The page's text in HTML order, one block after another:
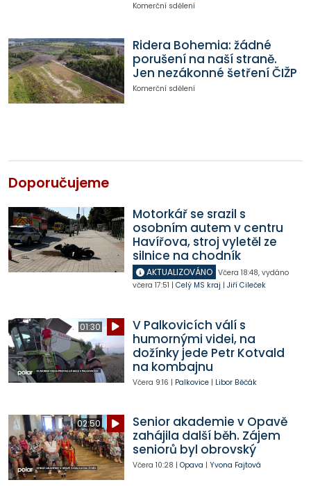
Komerční sdělení
Ridera Bohemia: žádné
porušení na naší straně.
Jen nezákonné šetření ČIŽP
Komerční sdělení
Doporučujeme
Motorkář se srazil s
osobním autem v centru
Havířova, stroj vyletěl ze
silnice na chodník
AKTUALIZOVÁNO Včera 18:48, vydáno
včera 17:51 | Celý MS kraj | Jiří Cileček
01:30
V Palkovicích válí s
humornými videi, na
dožínky jede Petr Kotvald
na kombajnu
Včera 9:16 | Palkovice| Libor Běčák
02:50
Senior akademie v Opavě
zahájila další běh. Zájem
seniorů byl obrovský
Včera 10:28 | Opava | Yvona Fajtová